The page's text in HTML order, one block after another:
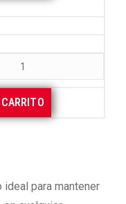
ideal para mantener